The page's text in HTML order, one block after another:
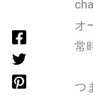
change
オーバ
常時イ
つまり